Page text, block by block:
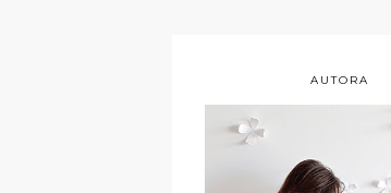
AUTORA